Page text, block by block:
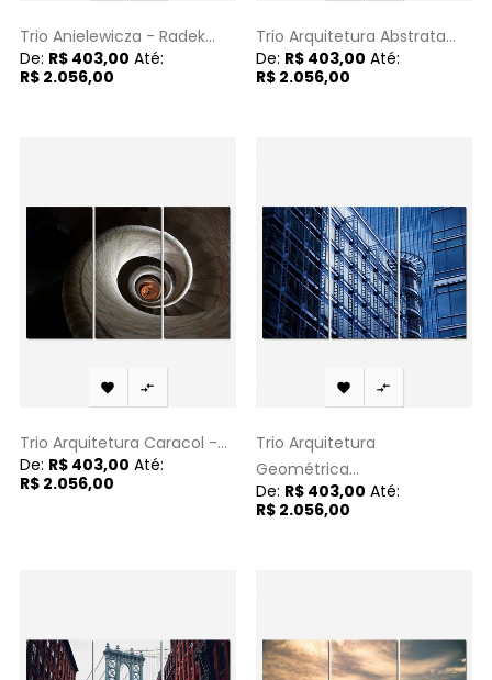
Trio Anielewicza - Radek...
De: R$ 403,00 Até:
R$ 2.056,00
Trio Arquitetura Abstrata...
De: R$ 403,00 Até:
R$ 2.056,00
 
Trio Arquitetura Caracol -...
De: R$ 403,00 Até:
R$ 2.056,00
 
Trio Arquitetura
Geométrica...
De: R$ 403,00 Até:
R$ 2.056,00